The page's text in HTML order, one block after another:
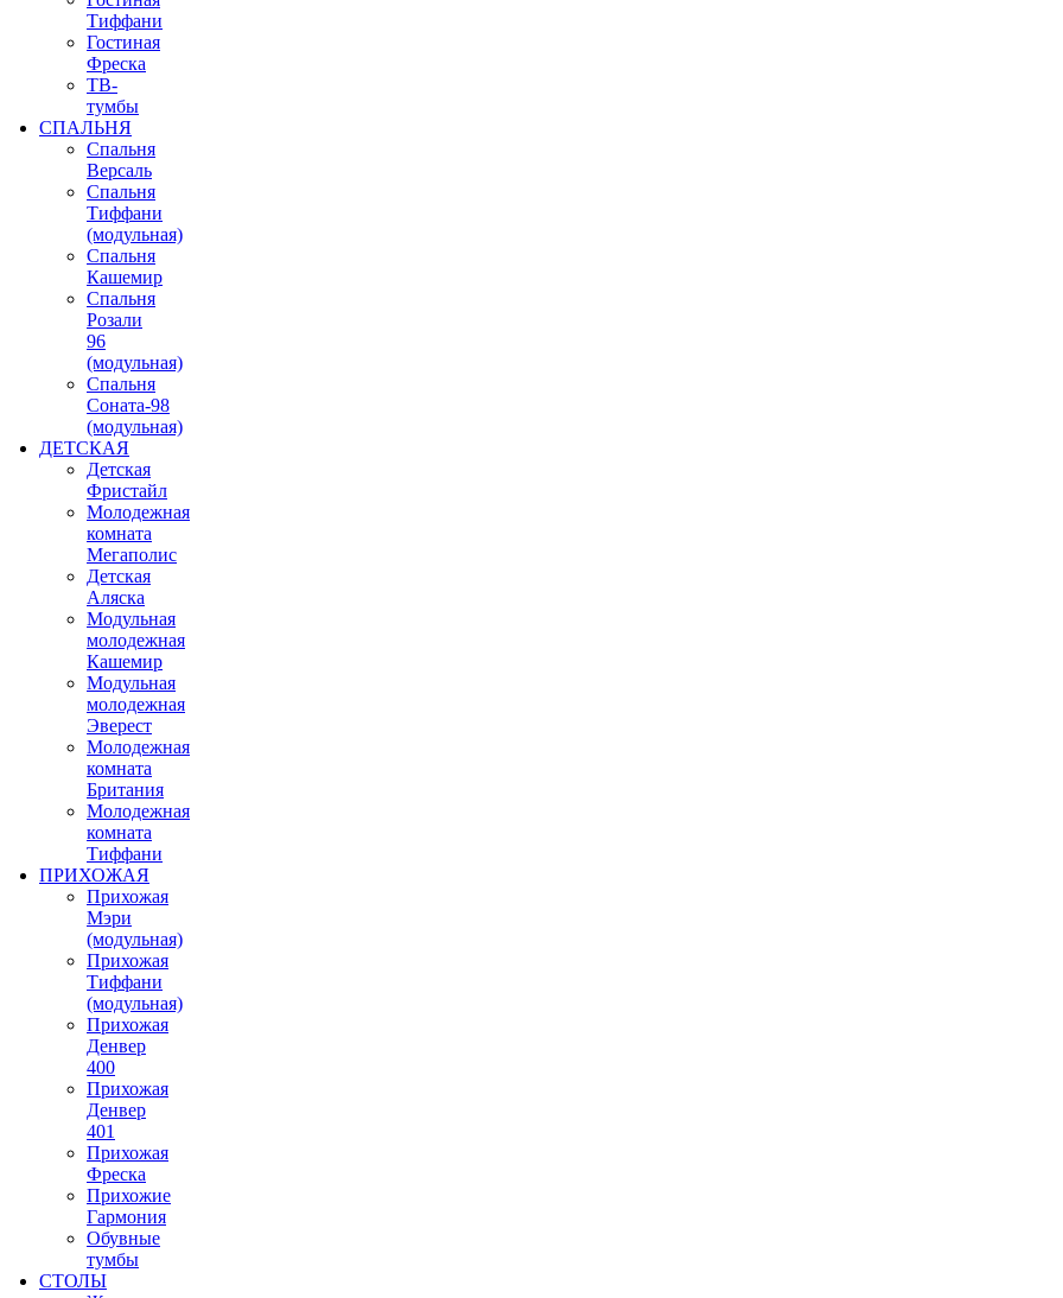
Тиффани
Гостиная
Фреска
ТВ-
тумбы
СПАЛЬНЯ
Спальня
Версаль
Спальня
Тиффани
(модульная)
Спальня
Кашемир
Спальня
Розали
96
(модульная)
Спальня
Соната-98
(модульная)
ДЕТСКАЯ
Детская
Фристайл
Молодежная
комната
Мегаполис
Детская
Аляска
Модульная
молодежная
Кашемир
Модульная
молодежная
Эверест
Молодежная
комната
Британия
Молодежная
комната
Тиффани
ПРИХОЖАЯ
Прихожая
Мэри
(модульная)
Прихожая
Тиффани
(модульная)
Прихожая
Денвер
400
Прихожая
Денвер
401
Прихожая
Фреска
Прихожие
Гармония
Обувные
тумбы
СТОЛЫ